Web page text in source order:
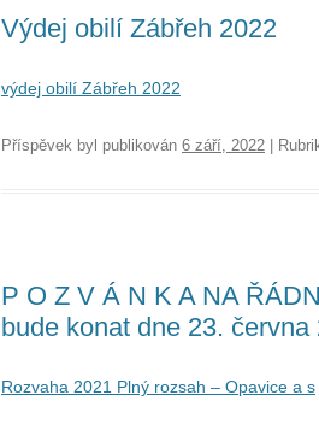
Výdej obilí Zábřeh 2022
výdej obilí Zábřeh 2022
Příspěvek byl publikován 6 září, 2022 |
P O Z V Á N K A NA
bude konat dne 23.
Rozvaha 2021 Plný rozsah – Opavice a s